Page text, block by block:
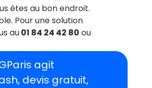
êtes au bon endroit.
Pour une solution
au01 84 24 42 80 ou
agit
devis gratuit,